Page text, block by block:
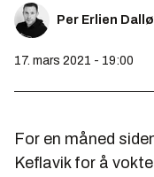
Per Erlien
17. mars 2021 - 19:00
For en måned
Keflavik for å